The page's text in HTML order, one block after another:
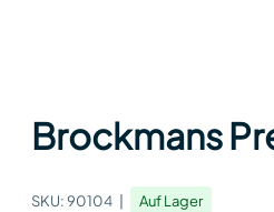
Brockmans
SKU:90104 Auf Lager